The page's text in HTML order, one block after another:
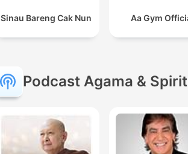
Sinau Bareng Cak Nun Aa Gym
Podcast Agama &